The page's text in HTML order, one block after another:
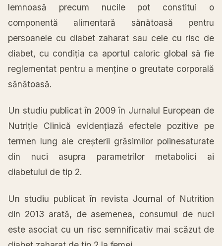
lemnoasă precum nucile pot constitui o
componentă alimentară sănătoasă pentru
persoanele cu diabet zaharat sau cele cu risc de
diabet, cu condiția ca aportul caloric global să fie
reglementat pentru a menține o greutate corporală
sănătoasă.
Un studiu publicat în 2009 în Jurnalul European de
Nutriție Clinică evidențiază efectele pozitive pe
termen lung ale creșterii grăsimilor polinesaturate
din nuci asupra parametrilor metabolici ai
diabetului de tip 2.
Un studiu publicat în revista Journal of Nutrition
din 2013 arată, de asemenea, consumul de nuci
este asociat cu un risc semnificativ mai scăzut de